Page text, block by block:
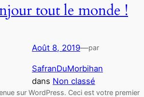
tout le monde !
Août 8, 2019—par
SafranDuMorbihan
dans Non classé
sur WordPress. Ceci est votre premier